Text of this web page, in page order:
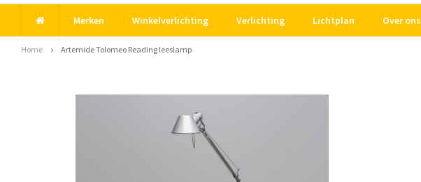
Merken Winkelverlichting Verlichting Lichtplan Over ons
Home Artemide Tolomeo Reading leeslamp